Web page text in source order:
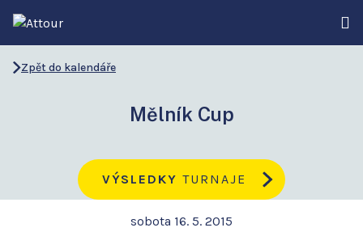
Zpět do kalendáře
Mělník Cup
VÝSLEDKY TURNAJE
sobota 16. 5. 2015